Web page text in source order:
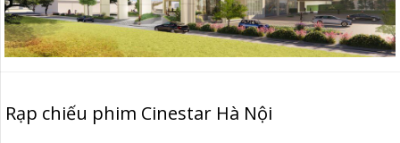
Rạp chiếu phim Cinestar Hà Nội